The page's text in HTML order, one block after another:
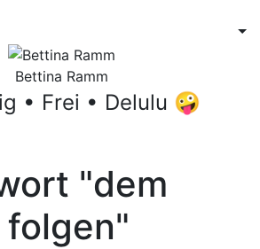
Bettina Ramm
• Frei • Delulu 🤪
"dem
folgen"